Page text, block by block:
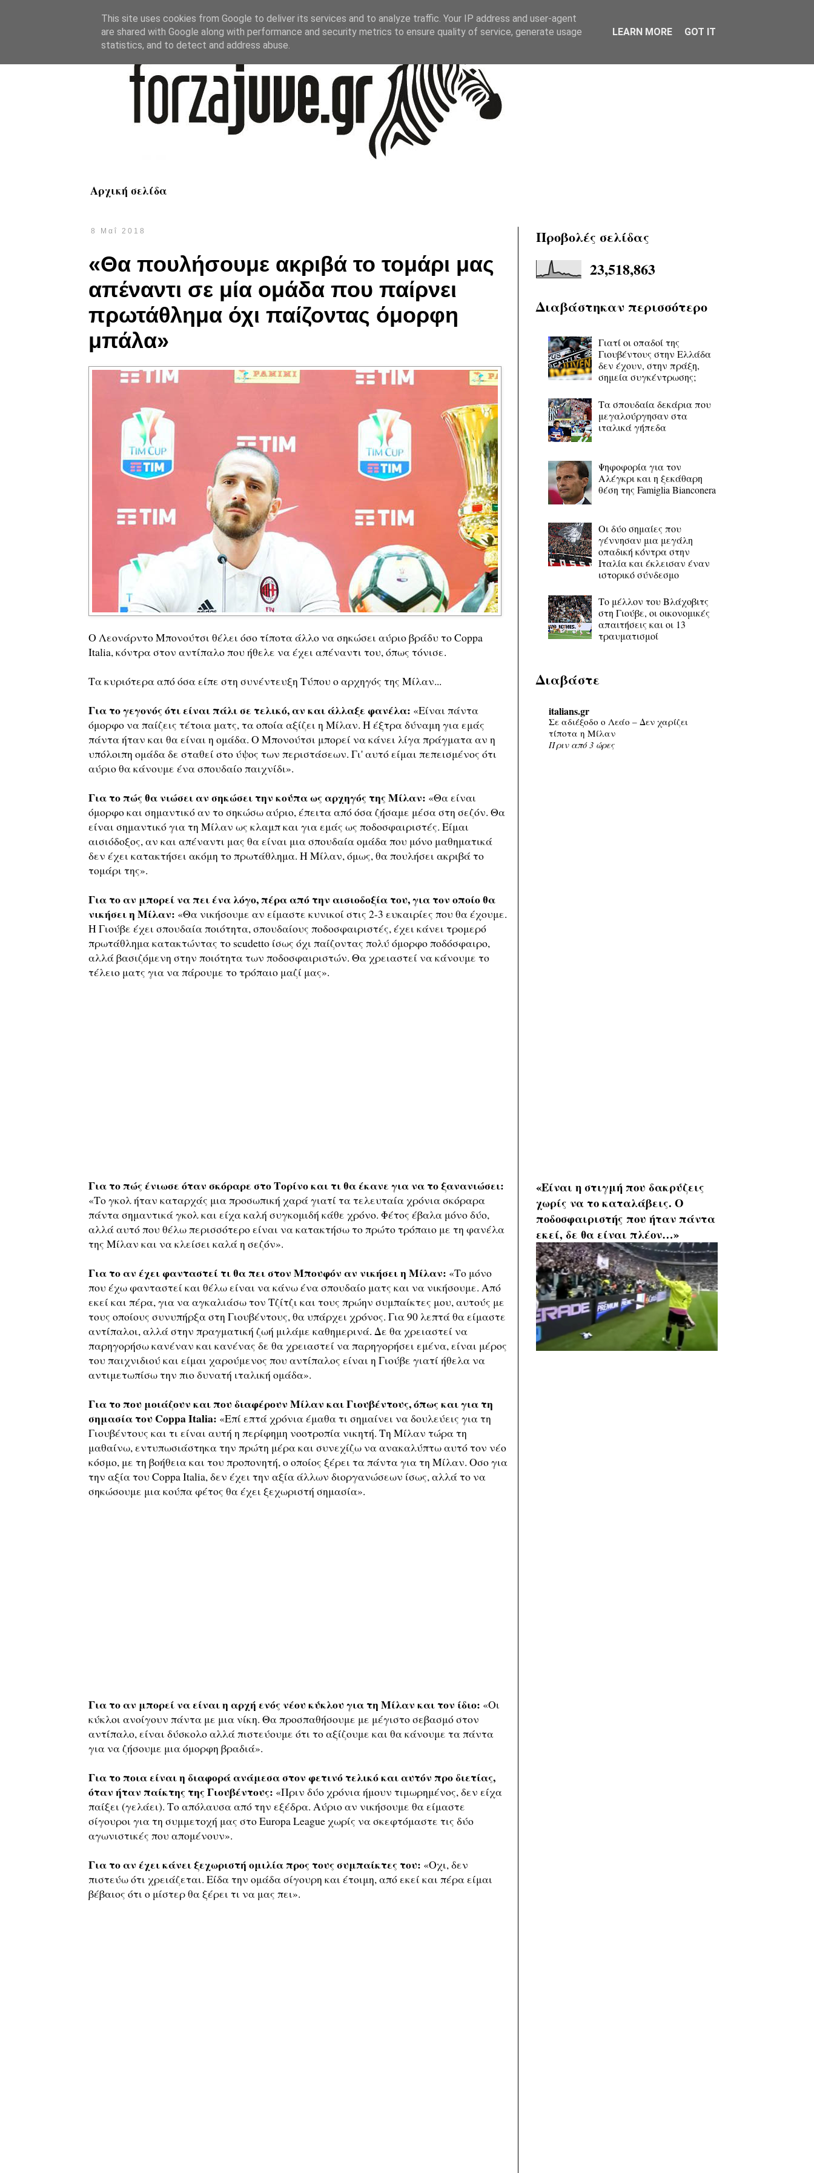
Αρχική σελίδα
8 Μαΐ 2018
«Θα πουλήσουμε ακριβά το τομάρι μας
απέναντι σε μία ομάδα που παίρνει
πρωτάθλημα όχι παίζοντας όμορφη
μπάλα»
Ο Λεονάρντο Μπονούτσι θέλει όσο τίποτα άλλο να σηκώσει αύριο βράδυ το Coppa
Italia, κόντρα στον αντίπαλο που ήθελε να έχει απέναντι του, όπως τόνισε.
Τα κυριότερα από όσα είπε στη συνέντευξη Τύπου ο αρχηγός της Μίλαν...
Για το γεγονός ότι είναι πάλι σε τελικό, αν και άλλαξε φανέλα: «Είναι πάντα
όμορφο να παίζεις τέτοια ματς, τα οποία αξίζει η Μίλαν. Η έξτρα δύναμη για εμάς
πάντα ήταν και θα είναι η ομάδα. Ο Μπονούτσι μπορεί να κάνει λίγα πράγματα αν η
υπόλοιπη ομάδα δε σταθεί στο ύψος των περιστάσεων. Γι' αυτό είμαι πεπεισμένος ότι
αύριο θα κάνουμε ένα σπουδαίο παιχνίδι».
Για το πώς θα νιώσει αν σηκώσει την κούπα ως αρχηγός της Μίλαν: «Θα είναι
όμορφο και σημαντικό αν το σηκώσω αύριο, έπειτα από όσα ζήσαμε μέσα στη σεζόν. Θα
είναι σημαντικό για τη Μίλαν ως κλαμπ και για εμάς ως ποδοσφαιριστές. Είμαι
αισιόδοξος, αν και απέναντι μας θα είναι μια σπουδαία ομάδα που μόνο μαθηματικά
δεν έχει κατακτήσει ακόμη το πρωτάθλημα. Η Μίλαν, όμως, θα πουλήσει ακριβά το
τομάρι της».
Για το αν μπορεί να πει ένα λόγο, πέρα από την αισιοδοξία του, για τον οποίο θα
νικήσει η Μίλαν: «Θα νικήσουμε αν είμαστε κυνικοί στις 2-3 ευκαιρίες που θα έχουμε.
Η Γιούβε έχει σπουδαία ποιότητα, σπουδαίους ποδοσφαιριστές, έχει κάνει τρομερό
πρωτάθλημα κατακτώντας το scudetto ίσως όχι παίζοντας πολύ όμορφο ποδόσφαιρο,
αλλά βασιζόμενη στην ποιότητα των ποδοσφαιριστών. Θα χρειαστεί να κάνουμε το
τέλειο ματς για να πάρουμε το τρόπαιο μαζί μας».
Για το πώς ένιωσε όταν σκόραρε στο Τορίνο και τι θα έκανε για να το ξανανιώσει:
«Το γκολ ήταν καταρχάς μια προσωπική χαρά γιατί τα τελευταία χρόνια σκόραρα
πάντα σημαντικά γκολ και είχα καλή συγκομιδή κάθε χρόνο. Φέτος έβαλα μόνο δύο,
αλλά αυτό που θέλω περισσότερο είναι να κατακτήσω το πρώτο τρόπαιο με τη φανέλα
της Μίλαν και να κλείσει καλά η σεζόν».
Για το αν έχει φανταστεί τι θα πει στον Μπουφόν αν νικήσει η Μίλαν: «Το μόνο
που έχω φανταστεί και θέλω είναι να κάνω ένα σπουδαίο ματς και να νικήσουμε. Από
εκεί και πέρα, για να αγκαλιάσω τον Τζίτζι και τους πρώην συμπαίκτες μου, αυτούς με
τους οποίους συνυπήρξα στη Γιουβέντους, θα υπάρχει χρόνος. Για 90 λεπτά θα είμαστε
αντίπαλοι, αλλά στην πραγματική ζωή μιλάμε καθημερινά. Δε θα χρειαστεί να
παρηγορήσω κανέναν και κανένας δε θα χρειαστεί να παρηγορήσει εμένα, είναι μέρος
του παιχνιδιού και είμαι χαρούμενος που αντίπαλος είναι η Γιούβε γιατί ήθελα να
αντιμετωπίσω την πιο δυνατή ιταλική ομάδα».
Για το που μοιάζουν και που διαφέρουν Μίλαν και Γιουβέντους, όπως και για τη
σημασία του Coppa Italia: «Επί επτά χρόνια έμαθα τι σημαίνει να δουλεύεις για τη
Γιουβέντους και τι είναι αυτή η περίφημη νοοτροπία νικητή. Τη Μίλαν τώρα τη
μαθαίνω, εντυπωσιάστηκα την πρώτη μέρα και συνεχίζω να ανακαλύπτω αυτό τον νέο
κόσμο, με τη βοήθεια και του προπονητή, ο οποίος ξέρει τα πάντα για τη Μίλαν. Οσο για
την αξία του Coppa Italia, δεν έχει την αξία άλλων διοργανώσεων ίσως, αλλά το να
σηκώσουμε μια κούπα φέτος θα έχει ξεχωριστή σημασία».
Για το αν μπορεί να είναι η αρχή ενός νέου κύκλου για τη Μίλαν και τον ίδιο: «Οι
κύκλοι ανοίγουν πάντα με μια νίκη. Θα προσπαθήσουμε με μέγιστο σεβασμό στον
αντίπαλο, είναι δύσκολο αλλά πιστεύουμε ότι το αξίζουμε και θα κάνουμε τα πάντα
για να ζήσουμε μια όμορφη βραδιά».
Για το ποια είναι η διαφορά ανάμεσα στον φετινό τελικό και αυτόν προ διετίας,
όταν ήταν παίκτης της Γιουβέντους: «Πριν δύο χρόνια ήμουν τιμωρημένος, δεν είχα
παίξει (γελάει). Το απόλαυσα από την εξέδρα. Αύριο αν νικήσουμε θα είμαστε
σίγουροι για τη συμμετοχή μας στο Europa League χωρίς να σκεφτόμαστε τις δύο
αγωνιστικές που απομένουν».
Για το αν έχει κάνει ξεχωριστή ομιλία προς τους συμπαίκτες του: «Οχι, δεν
πιστεύω ότι χρειάζεται. Είδα την ομάδα σίγουρη και έτοιμη, από εκεί και πέρα είμαι
βέβαιος ότι ο μίστερ θα ξέρει τι να μας πει».
Προβολές σελίδας
23,518,863
Διαβάστηκαν περισσότερο
Γιατί οι οπαδοί της
Γιουβέντους στην Ελλάδα
δεν έχουν, στην πράξη,
σημεία συγκέντρωσης;
Τα σπουδαία δεκάρια που
μεγαλούργησαν στα
ιταλικά γήπεδα
Ψηφοφορία για τον
Αλέγκρι και η ξεκάθαρη
θέση της Famiglia Bianconera
Οι δύο σημαίες που
γέννησαν μια μεγάλη
οπαδική κόντρα στην
Ιταλία και έκλεισαν έναν
ιστορικό σύνδεσμο
Το μέλλον του Βλάχοβιτς
στη Γιούβε, οι οικονομικές
απαιτήσεις και οι 13
τραυματισμοί
Διαβάστε
italians.gr
Σε αδιέξοδο ο Λεάο – Δεν χαρίζει
τίποτα η Μίλαν
Πριν από 3 ώρες
«Είναι η στιγμή που δακρύζεις
χωρίς να το καταλάβεις. Ο
ποδοσφαιριστής που ήταν πάντα
εκεί, δε θα είναι πλέον…»
This site uses cookies from Google to deliver its services and to analyze traffic. Your IP address and user-agent
are shared with Google along with performance and security metrics to ensure quality of service, generate usage
statistics, and to detect and address abuse.
LEARN MORE GOT IT